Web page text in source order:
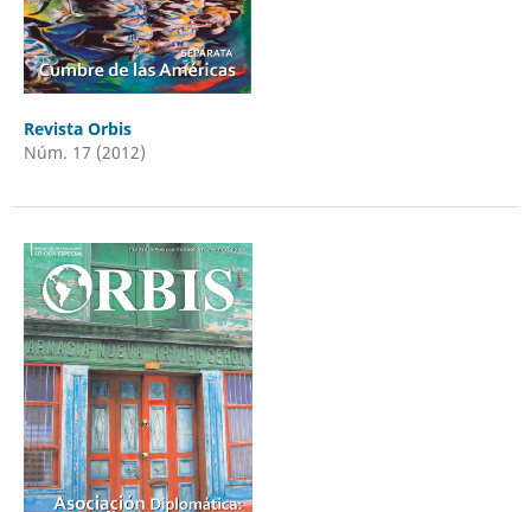
Revista Orbis
Núm. 17 (2012)